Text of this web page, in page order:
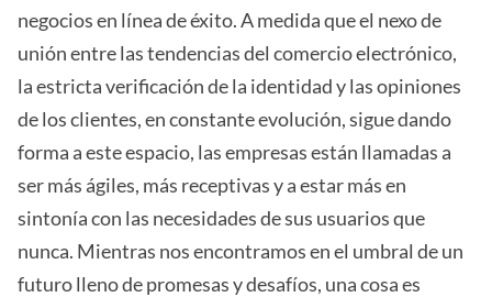
negocios en línea de éxito. A medida que el nexo de
unión entre las tendencias del comercio electrónico,
la estricta verificación de la identidad y las opiniones
de los clientes, en constante evolución, sigue dando
forma a este espacio, las empresas están llamadas a
ser más ágiles, más receptivas y a estar más en
sintonía con las necesidades de sus usuarios que
nunca. Mientras nos encontramos en el umbral de un
futuro lleno de promesas y desafíos, una cosa es